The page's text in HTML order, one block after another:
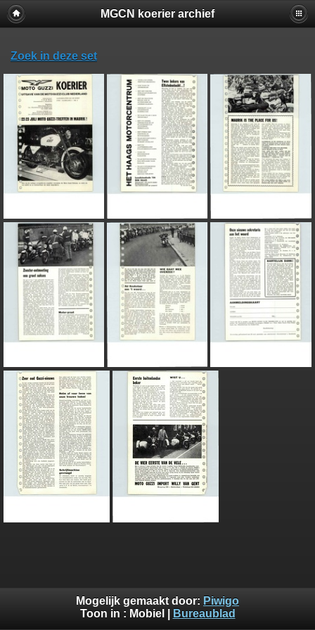
MGCN koerier archief
Zoek in deze set
Mogelijk gemaakt door: Piwigo
Toon in : Mobiel Bureaublad